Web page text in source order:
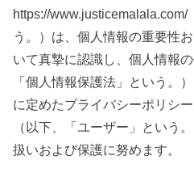
https://
う。）は、個人情報の重要性
いて真摯に認識し、個人情報
「個人情報保護法」という。
に定めたプライバシーポリシ
（以下、「ユーザー」という
扱いおよび保護に努めます。